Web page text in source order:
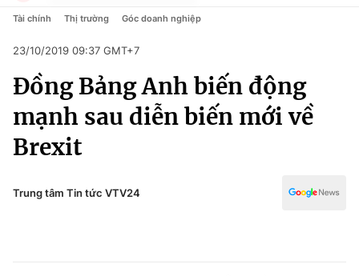
Chuyên mục
Chính trị
Xã hội
Pháp luật
Chính trị
Pháp luật
Kinh tế
Thể thao
Truyền hình
Văn hóa - Giải trí
Tài chính Thị trường Góc doanh nghiệp
23/10/2019 09:37 GMT+7
Đồng Bảng Anh biến động
mạnh sau diễn biến mới về
Brexit
Trung tâm Tin tức VTV24